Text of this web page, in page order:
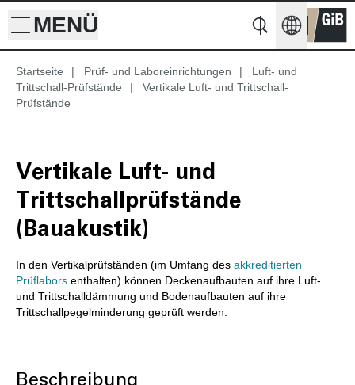
MENÜ
Suche
Startseite | Prüf- und Laboreinrichtungen |
Luft- und
Trittschall-Prüfstände
|
Vertikale Luft- und Trittschall-
Prüfstände
Vertikale Luft- und
Trittschallprüfstände
(Bauakustik)
In den Vertikalprüfständen (im Umfang des akkreditierten
Prüflabors enthalten) können Deckenaufbauten auf ihre Luft-
und Trittschalldämmung und Bodenaufbauten auf ihre
Trittschallpegelminderung geprüft werden.
Beschreibung